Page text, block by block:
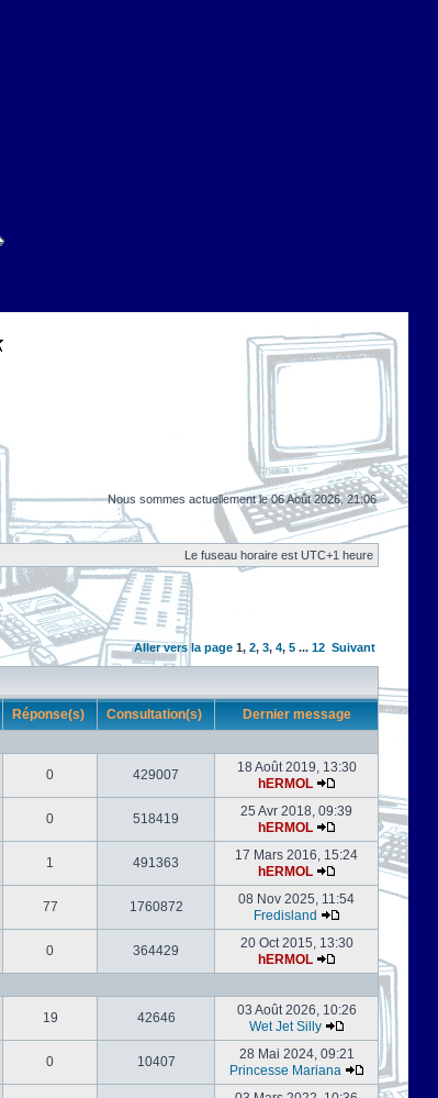
Nous sommes actuellement le 06 Août 2026, 21:06
Le fuseau horaire est UTC+1 heure
Aller vers la page 1, 2, 3, 4, 5 ... 12 Suivant
Réponse(s) Consultation(s) Dernier message
0 429007
18 Août 2019, 13:30
hERMOL
0 518419
25 Avr 2018, 09:39
hERMOL
1 491363
17 Mars 2016, 15:24
hERMOL
77 1760872
08 Nov 2025, 11:54
Fredisland
0 364429
20 Oct 2015, 13:30
hERMOL
19 42646
03 Août 2026, 10:26
Wet Jet Silly
0 10407
28 Mai 2024, 09:21
Princesse Mariana